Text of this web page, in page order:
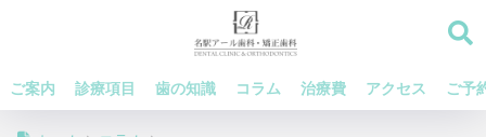
ご案内 診療項目 歯の知識 コラム 治療費 アクセス ご予